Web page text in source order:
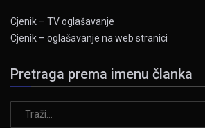
Cjenik – TV oglašavanje
Cjenik – oglašavanje na web stranici
Pretraga prema imenu članka